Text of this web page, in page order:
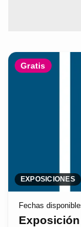
Gratis
EXPOSICIONES
Fechas